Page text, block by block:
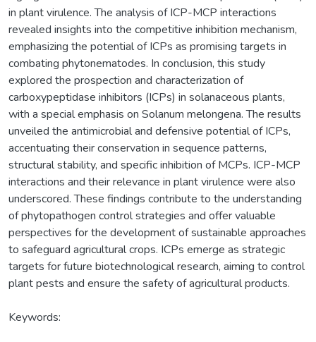
in plant virulence. The analysis of ICP-MCP interactions
revealed insights into the competitive inhibition mechanism,
emphasizing the potential of ICPs as promising targets in
combating phytonematodes. In conclusion, this study
explored the prospection and characterization of
carboxypeptidase inhibitors (ICPs) in solanaceous plants,
with a special emphasis on Solanum melongena. The results
unveiled the antimicrobial and defensive potential of ICPs,
accentuating their conservation in sequence patterns,
structural stability, and specific inhibition of MCPs. ICP-MCP
interactions and their relevance in plant virulence were also
underscored. These findings contribute to the understanding
of phytopathogen control strategies and offer valuable
perspectives for the development of sustainable approaches
to safeguard agricultural crops. ICPs emerge as strategic
targets for future biotechnological research, aiming to control
plant pests and ensure the safety of agricultural products.
Keywords: